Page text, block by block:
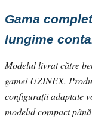
Gama
lungime
Modelul livrat către
gamei UZINEX.
configurații adaptate
modelul compact